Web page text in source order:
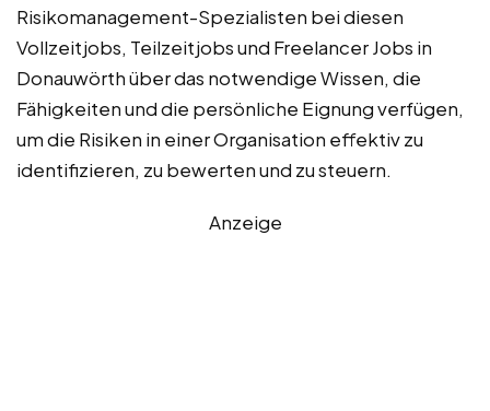
Risikomanagement-Spezialisten bei diesen
Vollzeitjobs, Teilzeitjobs und Freelancer Jobs in
Donauwörth über das notwendige Wissen, die
Fähigkeiten und die persönliche Eignung verfügen,
um die Risiken in einer Organisation effektiv zu
identifizieren, zu bewerten und zu steuern.
Anzeige